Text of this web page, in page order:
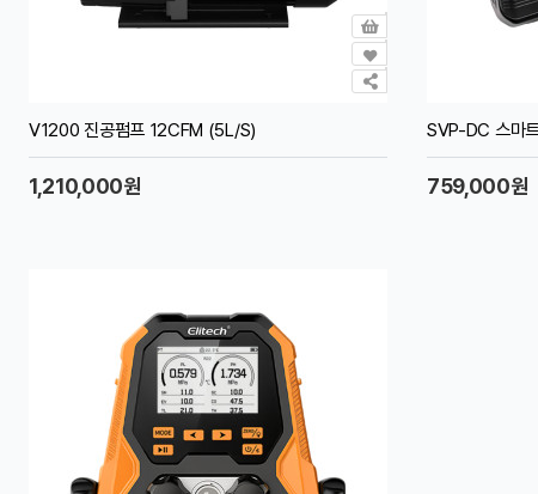
V1200 진공펌프 12CFM (5L/S)
1,210,000원
SVP-DC 스마
759,000원